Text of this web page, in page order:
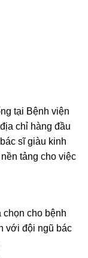
tại Bệnh viện
chỉ hàng đầu
sĩ giàu kinh
tảng cho việc
chọn cho bệnh
với đội ngũ bác